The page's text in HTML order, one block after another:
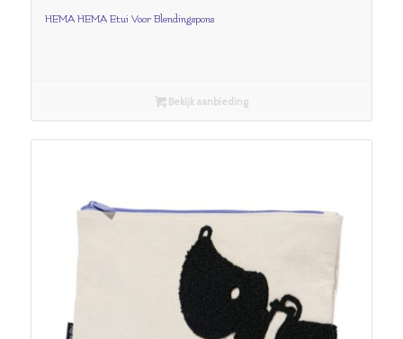
HEMA HEMA Etui Voor Blendingspons
Bekijk aanbieding